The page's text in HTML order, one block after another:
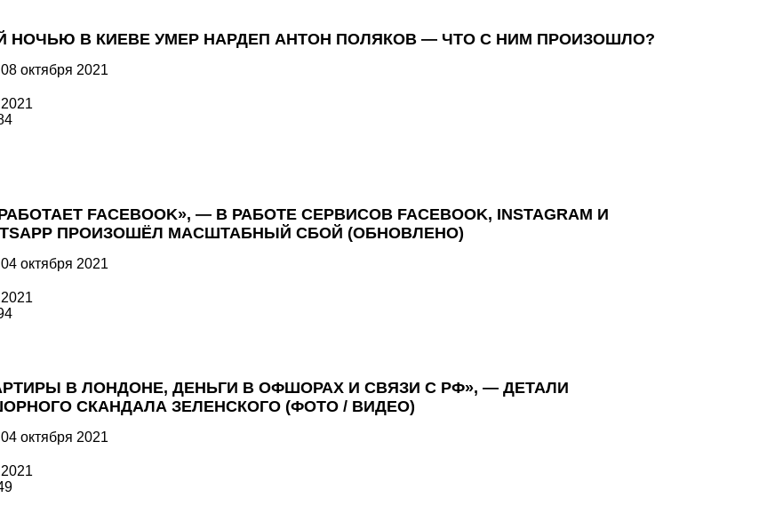
НОЧЬЮ В КИЕВЕ УМЕР НАРДЕП АНТОН ПОЛЯКОВ — ЧТО С НИМ ПРОИЗОШЛО?
октября 2021
FACEBOOK», — В РАБОТЕ СЕРВИСОВ FACEBOOK, INSTAGRAM И
ПРОИЗОШЁЛ МАСШТАБНЫЙ СБОЙ (ОБНОВЛЕНО)
октября 2021
В ЛОНДОНЕ, ДЕНЬГИ В ОФШОРАХ И СВЯЗИ С РФ», — ДЕТАЛИ
СКАНДАЛА ЗЕЛЕНСКОГО (ФОТО / ВИДЕО)
октября 2021